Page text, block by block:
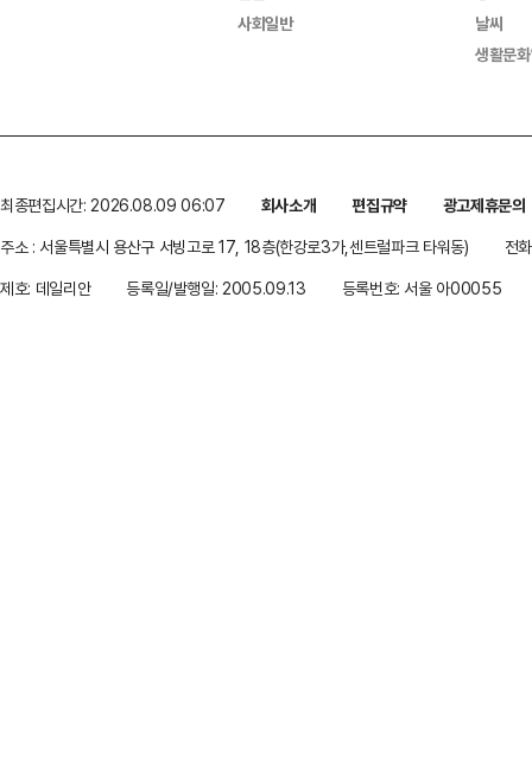
사회일반
날씨
생활문
최종편집시간: 2026.08.09 06:07 회사소개 편집규약
광고제휴문의
주소 : 서울특별시 용산구 서빙고로 17, 18층(한강로3가,센트럴파크 타워동)
전
제호: 데일리안
등록일/발행일: 2005.09.13 등록번호: 서울 아00055